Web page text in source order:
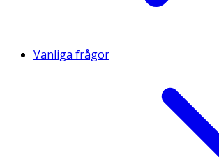
Vanliga frågor